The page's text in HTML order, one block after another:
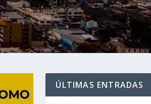
ÚLTIMAS ENTRADAS